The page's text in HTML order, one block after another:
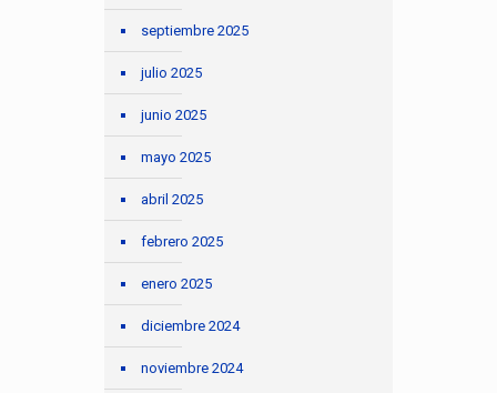
septiembre 2025
julio 2025
junio 2025
mayo 2025
abril 2025
febrero 2025
enero 2025
diciembre 2024
noviembre 2024